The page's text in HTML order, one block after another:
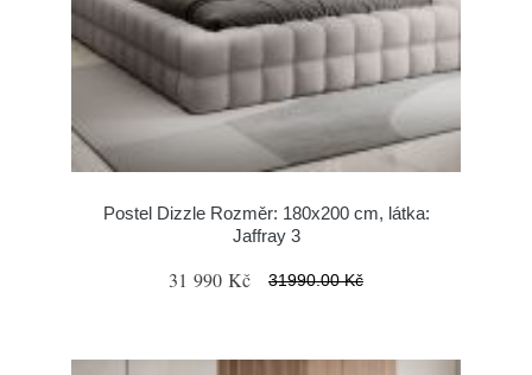
Postel Dizzle Rozměr: 180x200 cm, látka:
Jaffray 3
31 990 Kč 31990.00 Kč